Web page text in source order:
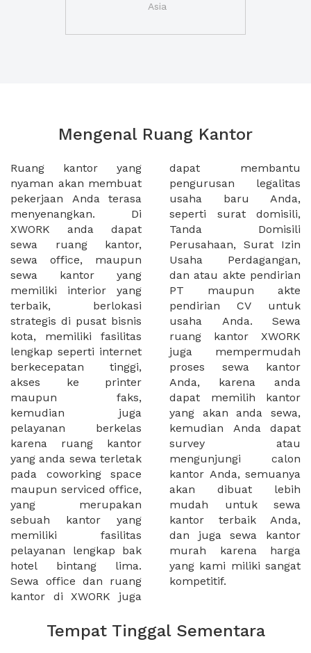
Asia
Mengenal Ruang Kantor
Ruang kantor yang
nyaman akan membuat
pekerjaan Anda terasa
menyenangkan. Di
XWORK anda dapat
sewa ruang kantor,
sewa office, maupun
sewa kantor yang
memiliki interior yang
terbaik, berlokasi
strategis di pusat bisnis
kota, memiliki fasilitas
lengkap seperti internet
berkecepatan tinggi,
akses ke printer
maupun faks,
kemudian juga
pelayanan berkelas
karena ruang kantor
yang anda sewa terletak
pada coworking space
maupun serviced office,
yang merupakan
sebuah kantor yang
memiliki fasilitas
pelayanan lengkap bak
hotel bintang lima.
Sewa office dan ruang
kantor di XWORK juga
dapat membantu
pengurusan legalitas
usaha baru Anda,
seperti surat domisili,
Tanda Domisili
Perusahaan, Surat Izin
Usaha Perdagangan,
dan atau akte pendirian
PT maupun akte
pendirian CV untuk
usaha Anda. Sewa
ruang kantor XWORK
juga mempermudah
proses sewa kantor
Anda, karena anda
dapat memilih kantor
yang akan anda sewa,
kemudian Anda dapat
survey atau
mengunjungi calon
kantor Anda, semuanya
akan dibuat lebih
mudah untuk sewa
kantor terbaik Anda,
dan juga sewa kantor
murah karena harga
yang kami miliki sangat
kompetitif.
Tempat Tinggal Sementara